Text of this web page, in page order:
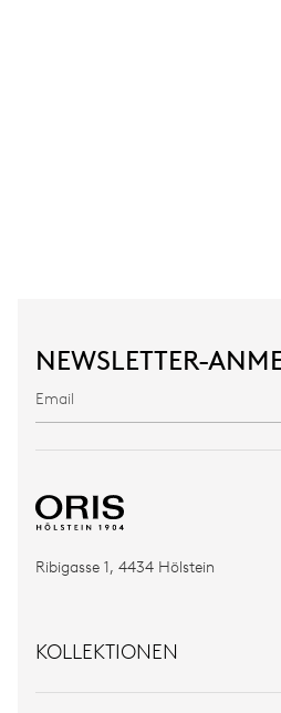
NEWSLETTER-
Ribigasse 1, 4434 Hölstein
KOLLEKTIONEN